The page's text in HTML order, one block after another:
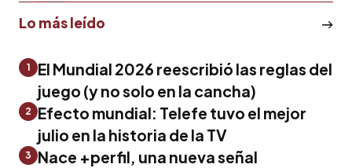
Lo más leído
1
El Mundial 2026 reescribió las reglas del
juego (y no solo en la cancha)
2
Efecto mundial: Telefe tuvo el mejor
julio en la historia de la TV
3
Nace +perfil, una nueva señal